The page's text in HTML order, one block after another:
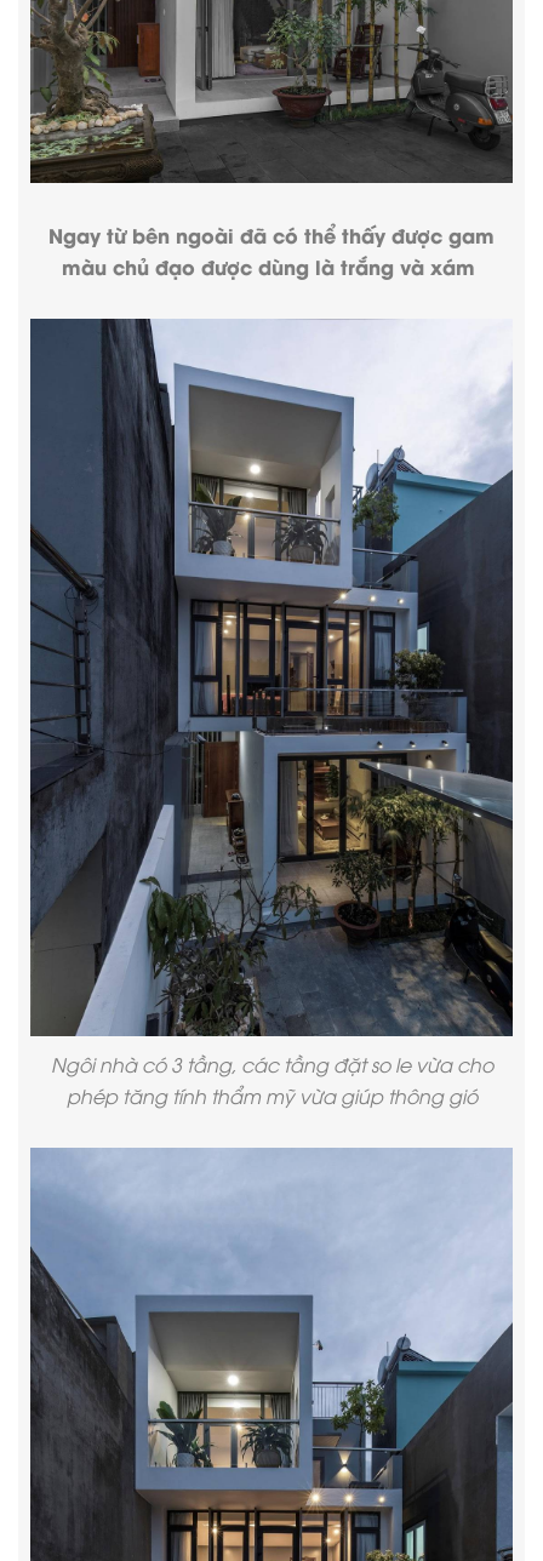
Ngay từ bên ngoài đã có thể thấy được gam
màu chủ đạo được dùng là trắng và xám
Ngôi nhà có 3 tầng, các tầng đặt so le vừa cho
phép tăng tính thẩm mỹ vừa giúp thông gió